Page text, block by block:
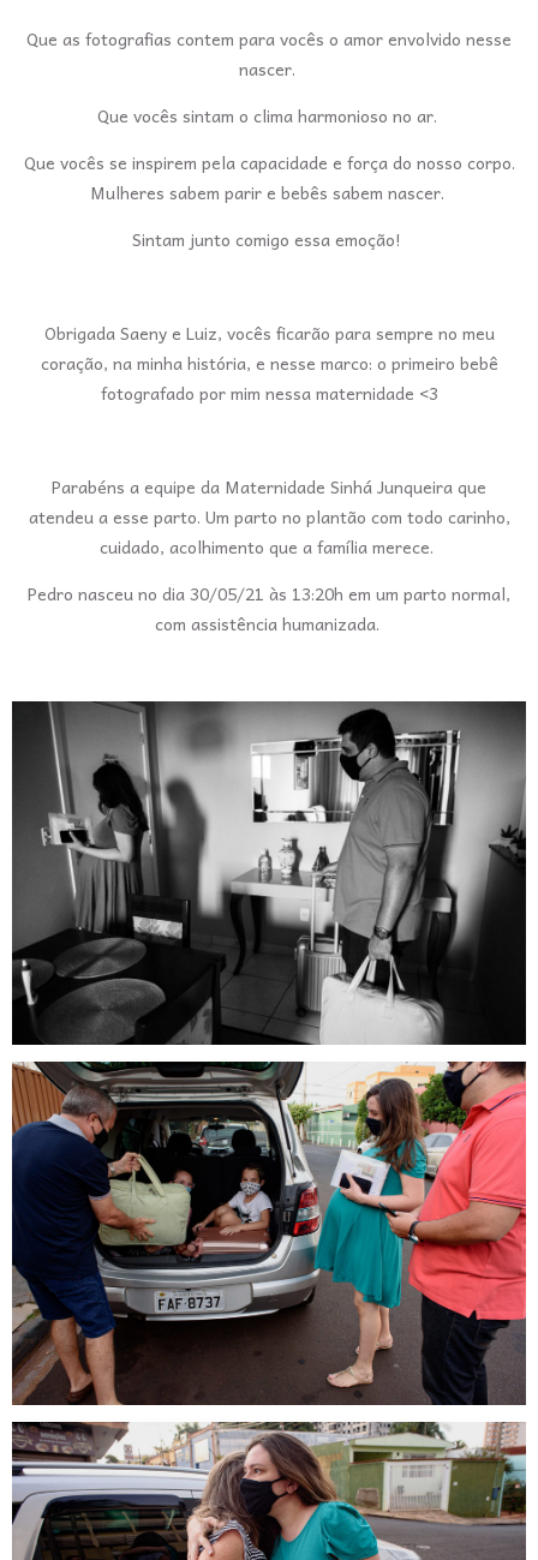
Que as fotografias contem para vocês o amor envolvido nesse
nascer.
Que vocês sintam o clima harmonioso no ar.
Que vocês se inspirem pela capacidade e força do nosso corpo.
Mulheres sabem parir e bebês sabem nascer.
Sintam junto comigo essa emoção!
Obrigada Saeny e Luiz, vocês ficarão para sempre no meu
coração, na minha história, e nesse marco: o primeiro bebê
fotografado por mim nessa maternidade <3
Parabéns a equipe da Maternidade Sinhá Junqueira que
atendeu a esse parto. Um parto no plantão com todo carinho,
cuidado, acolhimento que a família merece.
Pedro nasceu no dia 30/05/21 às 13:20h em um parto normal,
com assistência humanizada.